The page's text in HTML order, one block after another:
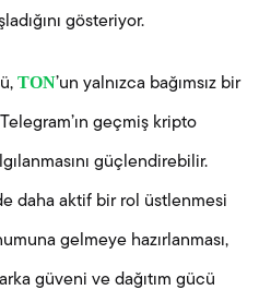
gösteriyor.
TON’un yalnızca bağımsız bir
geçmiş kripto
güçlendirebilir.
daha aktif bir rol üstlenmesi
gelmeye hazırlanması,
güveni ve dağıtım gücü